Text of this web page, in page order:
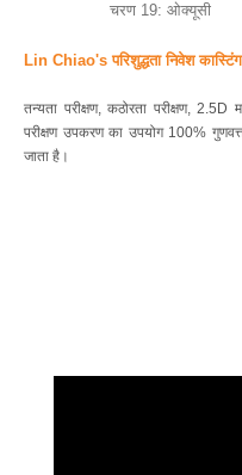
चरण 19: ओक्यूसी
Lin Chiao's परिशुद्धता निवेश
तन्यता परीक्षण, कठोरता परीक्षण, 2.5D
परीक्षण उपकरण का उपयोग 100%
जाता है।